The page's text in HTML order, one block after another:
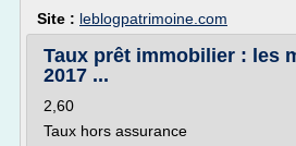
Site : leblogpatrimoine.com
Taux prêt immobilier : les
2017 ...
2,60
Taux hors assurance